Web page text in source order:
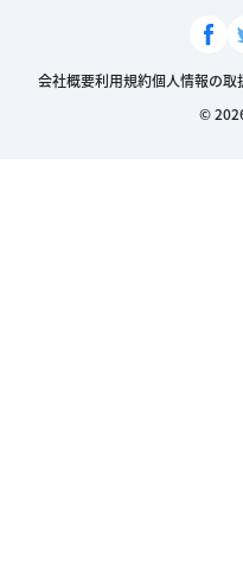
会社概要利用規約個人情報の取
©